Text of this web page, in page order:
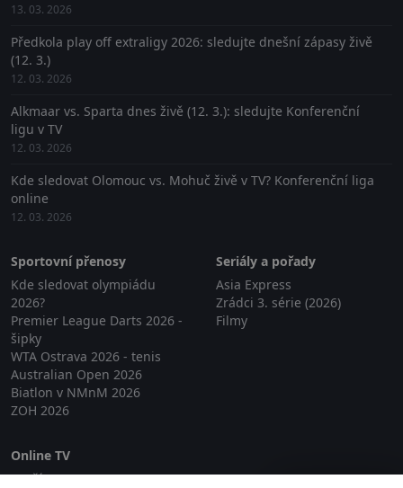
13. 03. 2026
Předkola play off extraligy 2026: sledujte dnešní zápasy živě
(12. 3.)
12. 03. 2026
Alkmaar vs. Sparta dnes živě (12. 3.): sledujte Konferenční
ligu v TV
12. 03. 2026
Kde sledovat Olomouc vs. Mohuč živě v TV? Konferenční liga
online
12. 03. 2026
Sportovní přenosy
Kde sledovat olympiádu
2026?
Premier League Darts 2026 -
šipky
WTA Ostrava 2026 - tenis
Australian Open 2026
Biatlon v NMnM 2026
ZOH 2026
Seriály a pořady
Asia Express
Zrádci 3. série (2026)
Filmy
Online TV
Lepší.TV